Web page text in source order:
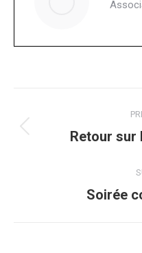
articleRetour sur
Soirée